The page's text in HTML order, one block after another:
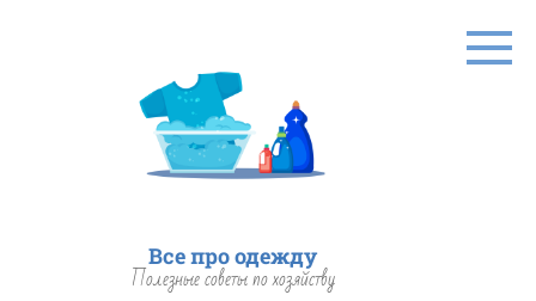
Все про одежду
Полезные советы по хозяйству